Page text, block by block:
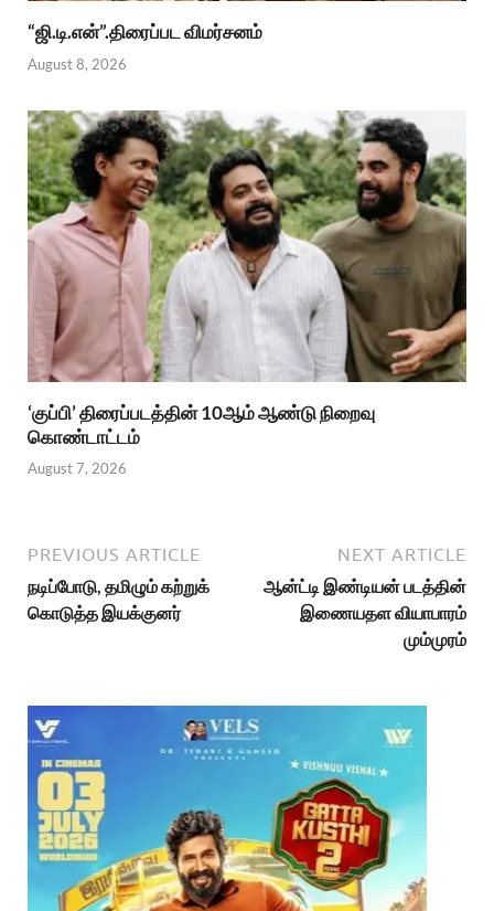
“ஜி.டி.என்”.திரைப்பட விமர்சனம்
August 8, 2026
‘குப்பி’ திரைப்படத்தின் 10ஆம் ஆண்டு நிறைவு
கொண்டாட்டம்
August 7, 2026
PREVIOUS ARTICLE
நடிப்போடு, தமிழும் கற்றுக்
கொடுத்த இயக்குனர்
NEXT ARTICLE
ஆன்ட்டி இண்டியன் படத்தின்
இணையதள வியாபாரம்
மும்முரம்